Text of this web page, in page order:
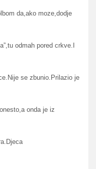
da,ako moze,dodje
odmah pored crkve.I
se zbunio.Prilazio je
onda je iz